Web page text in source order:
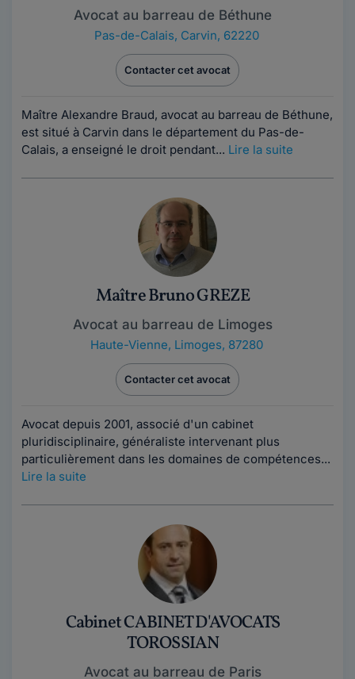
Avocat au barreau de Béthune
Pas-de-Calais, Carvin, 62220
Contacter cet avocat
Maître Alexandre Braud, avocat au barreau de Béthune,
est situé à Carvin dans le département du Pas-de-
Calais, a enseigné le droit pendant... Lire la suite
Maître Bruno GREZE
Avocat au barreau de Limoges
Haute-Vienne, Limoges, 87280
Contacter cet avocat
Avocat depuis 2001, associé d'un cabinet
pluridisciplinaire, généraliste intervenant plus
particulièrement dans les domaines de compétences...
Lire la suite
Cabinet CABINET D'AVOCATS
TOROSSIAN
Avocat au barreau de Paris